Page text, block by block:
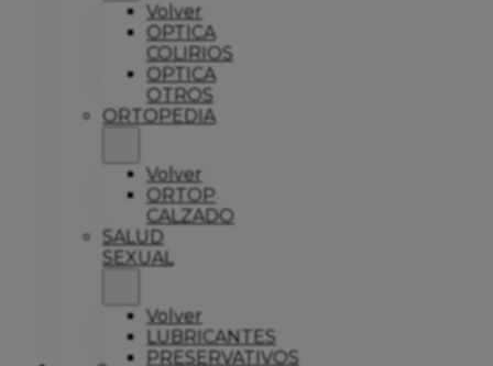
Volver
OPTICA
COLIRIOS
OPTICA
OTROS
ORTOPEDIA
Volver
ORTOP
CALZADO
SALUD
SEXUAL
Volver
LUBRICANTES
PRESERVATIVOS